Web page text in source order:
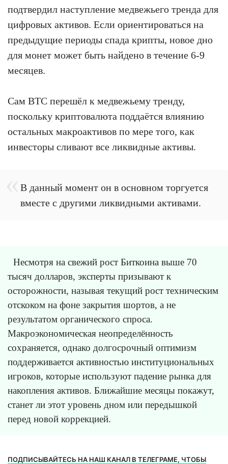
подтвердил наступление медвежьего тренда для
цифровых активов. Если ориентироваться на
предыдущие периоды спада крипты, новое дно
для монет может быть найдено в течение 6-9
месяцев.
Сам BTC перешёл к медвежьему тренду,
поскольку криптовалюта поддаётся влиянию
остальных макроактивов по мере того, как
инвесторы сливают все ликвидные активы.
В данный момент он в основном торгуется
вместе с другими ликвидными активами.
Несмотря на свежий рост Биткоина выше 70
тысяч долларов, эксперты призывают к
осторожности, называя текущий рост техническим
отскоком на фоне закрытия шортов, а не
результатом органического спроса.
Макроэкономическая неопределённость
сохраняется, однако долгосрочный оптимизм
поддерживается активностью институциональных
игроков, которые используют падение рынка для
накопления активов. Ближайшие месяцы покажут,
станет ли этот уровень дном или передышкой
перед новой коррекцией.
ПОДПИСЫВАЙТЕСЬ НА НАШ КАНАЛ В ТЕЛЕГРАМЕ, ЧТОБЫ